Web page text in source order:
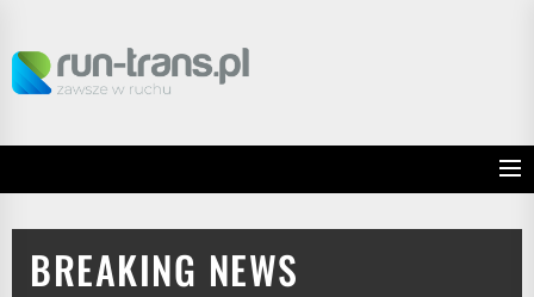
the
content
BREAKING NEWS